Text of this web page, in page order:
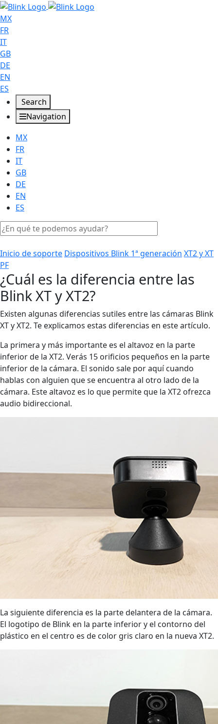
MX
FR
IT
GB
DE
EN
ES
Search
Navigation
MX
FR
IT
GB
DE
EN
ES
Inicio de soporte Dispositivos Blink 1ª generación XT2 y XT
PF
¿Cuál es la diferencia entre las
Blink XT y XT2?
Existen algunas diferencias sutiles entre las cámaras Blink
XT y XT2. Te explicamos estas diferencias en este artículo.
La primera y más importante es el altavoz en la parte
inferior de la XT2. Verás 15 orificios pequeños en la parte
inferior de la cámara. El sonido sale por aquí cuando
hablas con alguien que se encuentra al otro lado de la
cámara. Este altavoz es lo que permite que la XT2 ofrezca
audio bidireccional.
La siguiente diferencia es la parte delantera de la cámara.
El logotipo de Blink en la parte inferior y el contorno del
plástico en el centro es de color gris claro en la nueva XT2.